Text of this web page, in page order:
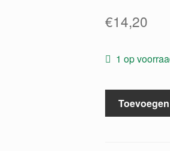
€14,20
1 op
Vingt
etudes